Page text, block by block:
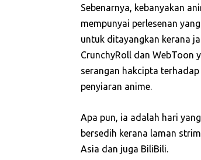
Sebenarnya, kebanyakan
mempunyai perlesenan
untuk ditayangkan kerana
CrunchyRoll dan WebToon
serangan hakcipta
penyiaran anime.
Apa pun, ia adalah hari
bersedih kerana laman
Asia dan juga BiliBili.